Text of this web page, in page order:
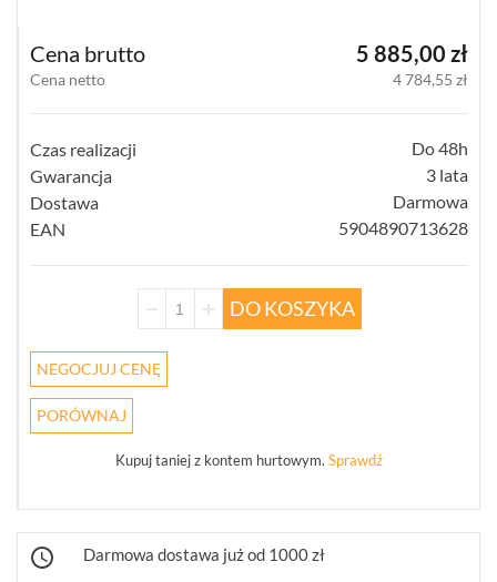
WI-
FI
HOME
SPECJALNE
(12)
(273)
KAMERY
4W1
(64)
PUSZKI
Cena brutto 5 885,00 zł
Cena netto 4 784,55 zł
Czas realizacji
Do 48h
Gwarancja
3 lata
Dostawa
Darmowa
EAN
5904890713628
DO KOSZYKA
NEGOCJUJ CENĘ
PORÓWNAJ
Kupuj taniej z kontem hurtowym. Sprawdź
Darmowa dostawa już od 1000 zł